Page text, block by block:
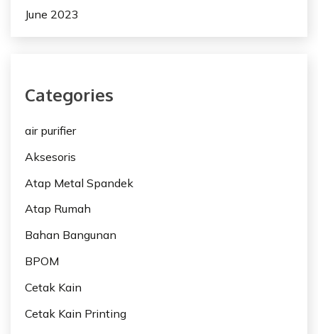
June 2023
Categories
air purifier
Aksesoris
Atap Metal Spandek
Atap Rumah
Bahan Bangunan
BPOM
Cetak Kain
Cetak Kain Printing